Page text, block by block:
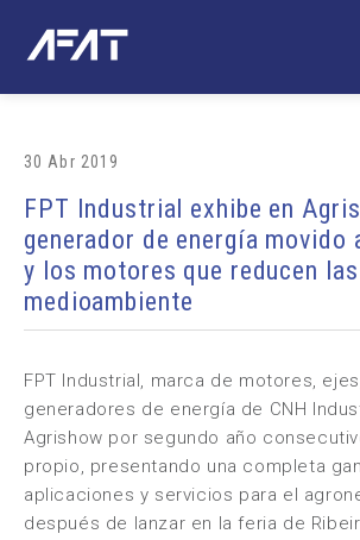
30 Abr 2019
FPT Industrial exhibe en
generador de energía movido
y los motores que reducen
medioambiente
FPT Industrial, marca de motores,
generadores de energía de CNH
Agrishow por segundo año
propio, presentando una completa
aplicaciones y servicios para el
después de lanzar en la feria de